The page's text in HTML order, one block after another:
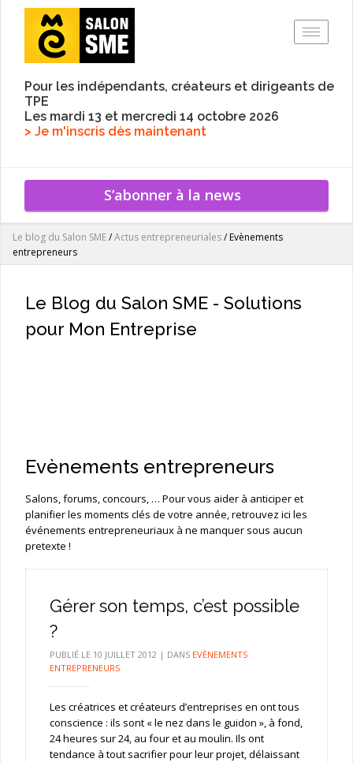
Pour les indépendants, créateurs et dirigeants de
TPE
Les mardi 13 et mercredi 14 octobre 2026
> Je m'inscris dès maintenant
S’abonner à la news
Le blog du Salon SME/Actus entrepreneuriales/Evènements
entrepreneurs
Le Blog du Salon SME - Solutions
pour Mon Entreprise
Evènements entrepreneurs
Salons, forums, concours, … Pour vous aider à anticiper et
planifier les moments clés de votre année, retrouvez ici les
événements entrepreneuriaux à ne manquer sous aucun
pretexte !
Gérer son temps, c’est possible
?
PUBLIÉ LE 10 JUILLET 2012| DANS EVÈNEMENTS
ENTREPRENEURS
Les créatrices et créateurs d’entreprises en ont tous
conscience : ils sont « le nez dans le guidon », à fond,
24 heures sur 24, au four et au moulin. Ils ont
tendance à tout sacrifier pour leur projet, délaissant